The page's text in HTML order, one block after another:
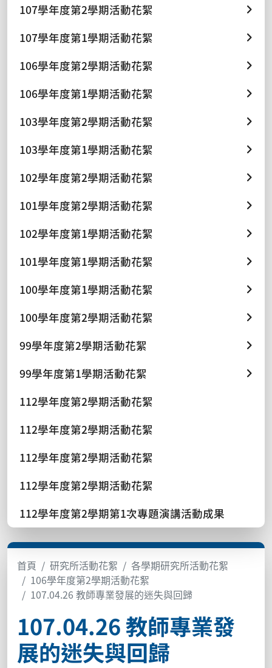
107學年度第2學期活動花絮
107學年度第1學期活動花絮
106學年度第2學期活動花絮
106學年度第1學期活動花絮
103學年度第2學期活動花絮
103學年度第1學期活動花絮
102學年度第2學期活動花絮
101學年度第2學期活動花絮
102學年度第1學期活動花絮
101學年度第1學期活動花絮
100學年度第1學期活動花絮
100學年度第2學期活動花絮
99學年度第2學期活動花絮
99學年度第1學期活動花絮
112學年度第2學期活動花絮
112學年度第2學期活動花絮
112學年度第2學期活動花絮
112學年度第2學期活動花絮
112學年度第2學期第1次專題演講活動成果
首頁 研究所活動花絮
各學期研究所活動花絮
106學年度第2學期活動花絮
107.04.26 教師專業發展的迷失與回歸
107.04.26 教師專業發
展的迷失與回歸